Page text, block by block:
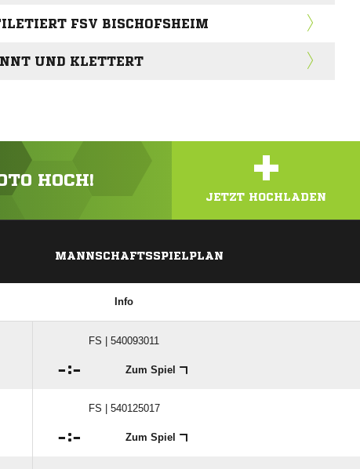
FSV BISCHOFSHEIM
UND KLETTERT
HOCH! +
JETZT HOCHLADEN
MANNSCHAFTSSPIELPLAN
Info
FS | 540093011
: Zum Spiel
FS | 540125017
: Zum Spiel